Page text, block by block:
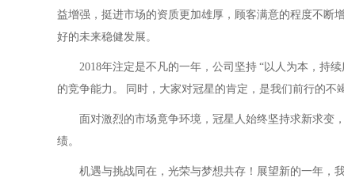
益增强，挺进市场的资质更加雄厚，顾客满意的程度不断
好的未来稳健发展。
2018年注定是不凡的一年，公司坚持 “以人为本，持
的竞争能力。 同时，大家对冠星的肯定，是我们前行的不
面对激烈的市场竟争环境，冠星人始终坚持求新求变
绩。
机遇与挑战同在，光荣与梦想共存！展望新的一年，